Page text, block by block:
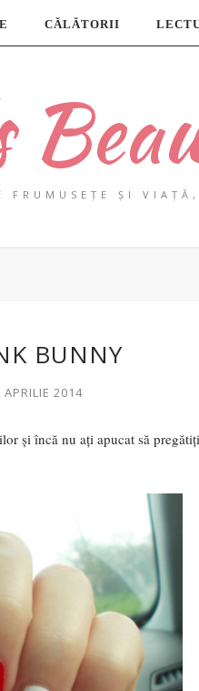
CĂLĂTORII
FRUMUSEȚE ȘI
BUNNY
2014
și încă nu ați apucat să